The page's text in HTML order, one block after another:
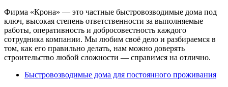
Фирма «Крона» — это частные быстровозводимые дома под
ключ, высокая степень ответственности за выполняемые
работы, оперативность и добросовестность каждого
сотрудника компании. Мы любим своё дело и разбираемся в
том, как его правильно делать, нам можно доверять
строительство любой сложности — справимся на отлично.
Быстровозводимые дома для постоянного проживания